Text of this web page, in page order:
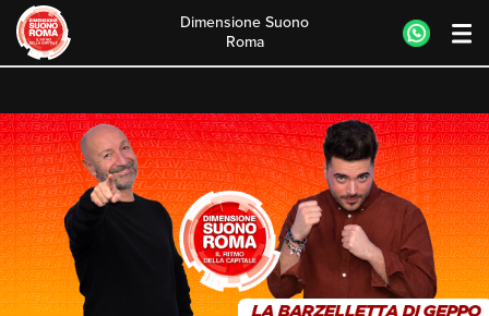
content
Dimensione Suono
Roma